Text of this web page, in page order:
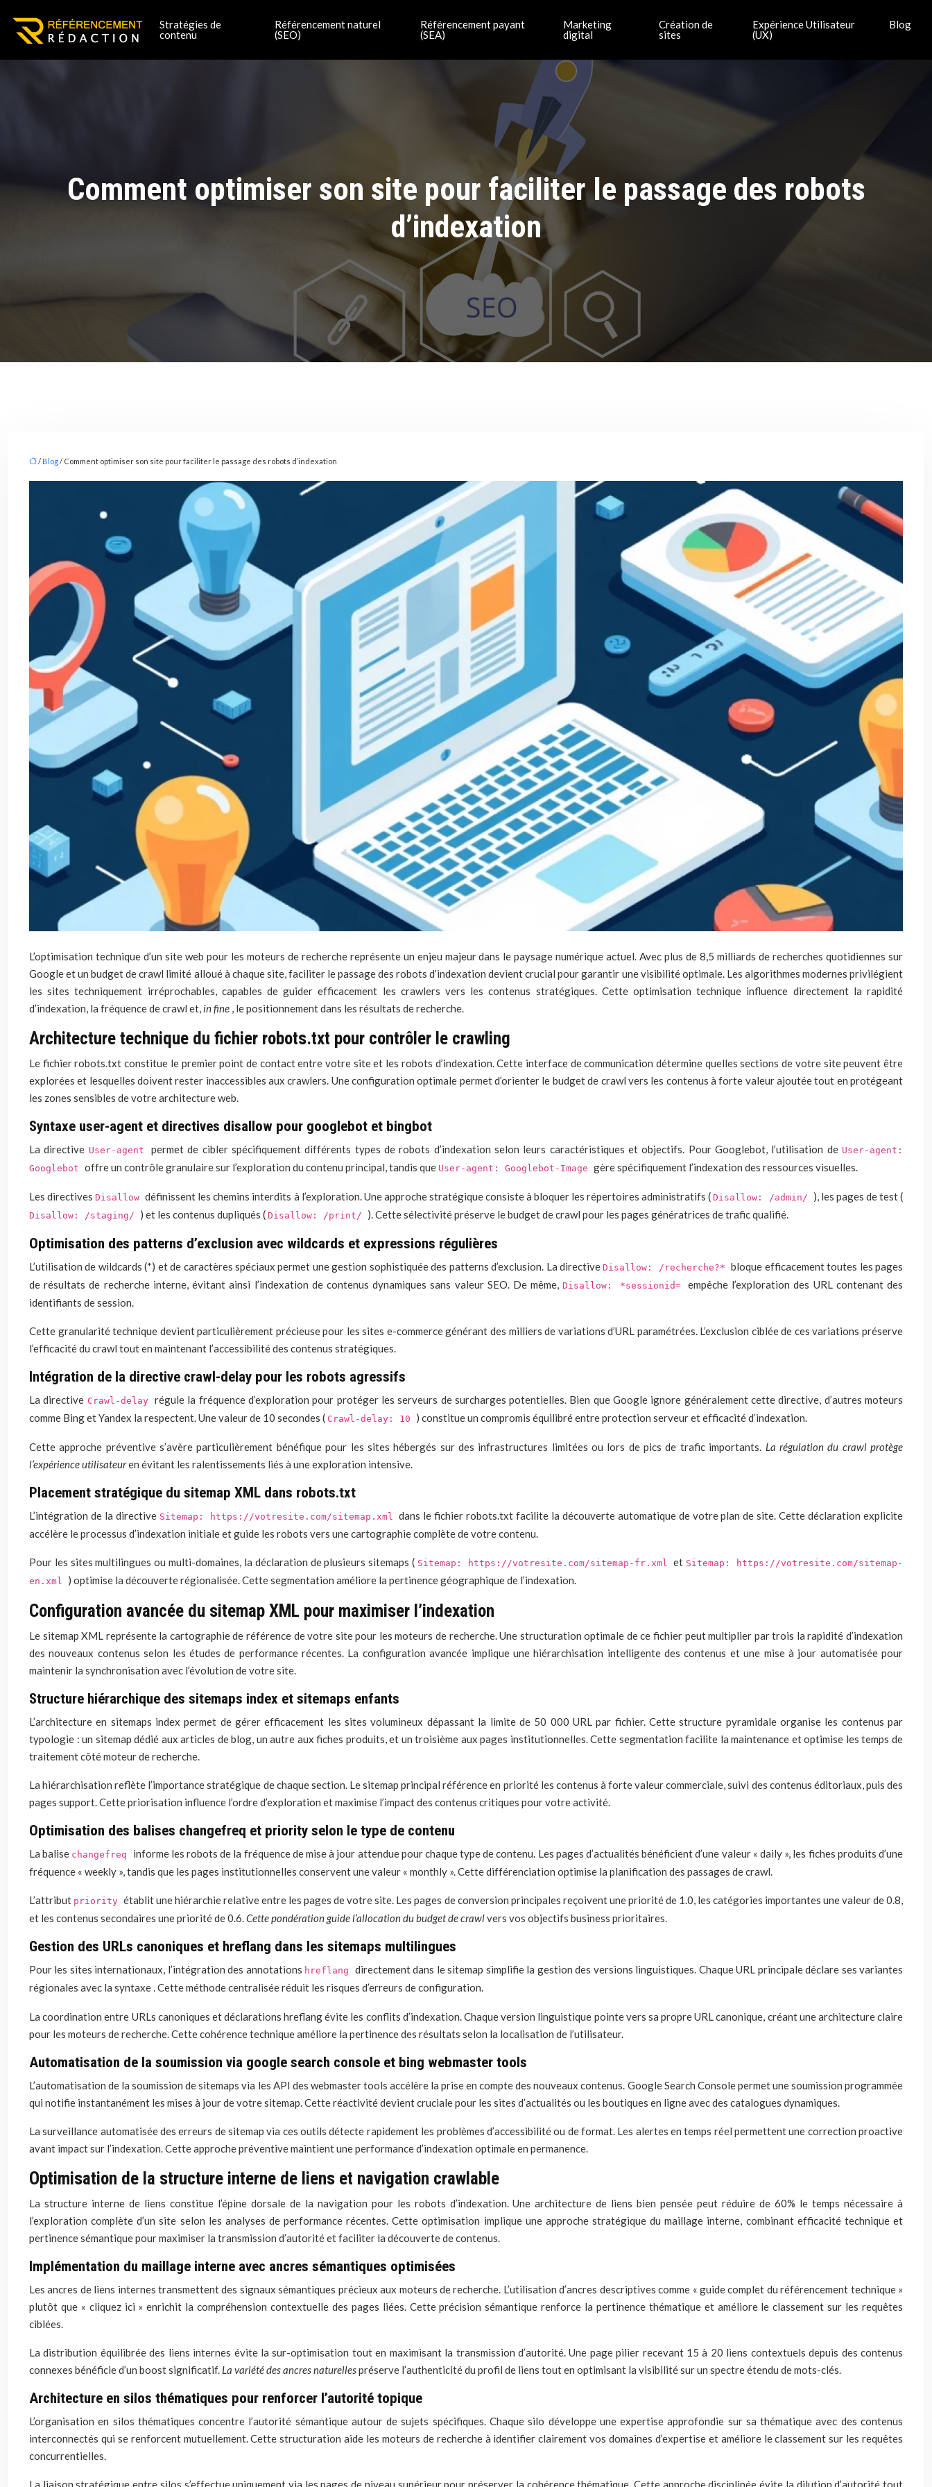
Stratégies de
contenu
Référencement naturel
(SEO)
Référencement payant
(SEA)
Marketing
digital
Création de
sites
Expérience Utilisateur
(UX)
Blog
Comment optimiser son site pour faciliter le passage des robots
d’indexation
/ Blog/ Comment optimiser son site pour faciliter le passage des robots d’indexation
L’optimisation technique d’un site web pour les moteurs de recherche représente un enjeu majeur dans le paysage numérique actuel. Avec plus de 8,5 milliards de recherches quotidiennes sur
Google et un budget de crawl limité alloué à chaque site, faciliter le passage des robots d’indexation devient crucial pour garantir une visibilité optimale. Les algorithmes modernes privilégient
les sites techniquement irréprochables, capables de guider efficacement les crawlers vers les contenus stratégiques. Cette optimisation technique influence directement la rapidité
d’indexation, la fréquence de crawl et,in fine , le positionnement dans les résultats de recherche.
Architecture technique du fichier robots.txt pour contrôler le crawling
Le fichier robots.txt constitue le premier point de contact entre votre site et les robots d’indexation. Cette interface de communication détermine quelles sections de votre site peuvent être
explorées et lesquelles doivent rester inaccessibles aux crawlers. Une configuration optimale permet d’orienter le budget de crawl vers les contenus à forte valeur ajoutée tout en protégeant
les zones sensibles de votre architecture web.
Syntaxe user-agent et directives disallow pour googlebot et bingbot
La directive User-agentpermet de cibler spécifiquement différents types de robots d’indexation selon leurs caractéristiques et objectifs. Pour Googlebot, l’utilisation de User-agent:
Googlebot offre un contrôle granulaire sur l’exploration du contenu principal, tandis que User-agent: Googlebot-Image gère spécifiquement l’indexation des ressources visuelles.
Les directivesDisallowdéfinissent les chemins interdits à l’exploration. Une approche stratégique consiste à bloquer les répertoires administratifs (Disallow: /admin/ ), les pages de test (
Disallow: /staging/ ) et les contenus dupliqués ( Disallow: /print/ ). Cette sélectivité préserve le budget de crawl pour les pages génératrices de trafic qualifié.
Optimisation des patterns d’exclusion avec wildcards et expressions régulières
L’utilisation de wildcards (*) et de caractères spéciaux permet une gestion sophistiquée des patterns d’exclusion. La directiveDisallow: /recherche?* bloque efficacement toutes les pages
de résultats de recherche interne, évitant ainsi l’indexation de contenus dynamiques sans valeur SEO. De même,Disallow: *sessionid= empêche l’exploration des URL contenant des
identifiants de session.
Cette granularité technique devient particulièrement précieuse pour les sites e-commerce générant des milliers de variations d’URL paramétrées. L’exclusion ciblée de ces variations préserve
l’efficacité du crawl tout en maintenant l’accessibilité des contenus stratégiques.
Intégration de la directive crawl-delay pour les robots agressifs
La directive Crawl-delay régule la fréquence d’exploration pour protéger les serveurs de surcharges potentielles. Bien que Google ignore généralement cette directive, d’autres moteurs
comme Bing et Yandex la respectent. Une valeur de 10 secondes ( Crawl-delay: 10 ) constitue un compromis équilibré entre protection serveur et efficacité d’indexation.
Cette approche préventive s’avère particulièrement bénéfique pour les sites hébergés sur des infrastructures limitées ou lors de pics de trafic importants. La régulation du crawl protège
l’expérience utilisateuren évitant les ralentissements liés à une exploration intensive.
Placement stratégique du sitemap XML dans robots.txt
L’intégration de la directive Sitemap: https://votresite.com/sitemap.xmldans le fichier robots.txt facilite la découverte automatique de votre plan de site. Cette déclaration explicite
accélère le processus d’indexation initiale et guide les robots vers une cartographie complète de votre contenu.
Pour les sites multilingues ou multi-domaines, la déclaration de plusieurs sitemaps ( Sitemap: https://votresite.com/sitemap-fr.xmlet Sitemap: https://votresite.com/sitemap-
en.xml ) optimise la découverte régionalisée. Cette segmentation améliore la pertinence géographique de l’indexation.
Configuration avancée du sitemap XML pour maximiser l’indexation
Le sitemap XML représente la cartographie de référence de votre site pour les moteurs de recherche. Une structuration optimale de ce fichier peut multiplier par trois la rapidité d’indexation
des nouveaux contenus selon les études de performance récentes. La configuration avancée implique une hiérarchisation intelligente des contenus et une mise à jour automatisée pour
maintenir la synchronisation avec l’évolution de votre site.
Structure hiérarchique des sitemaps index et sitemaps enfants
L’architecture en sitemaps index permet de gérer efficacement les sites volumineux dépassant la limite de 50 000 URL par fichier. Cette structure pyramidale organise les contenus par
typologie : un sitemap dédié aux articles de blog, un autre aux fiches produits, et un troisième aux pages institutionnelles. Cette segmentation facilite la maintenance et optimise les temps de
traitement côté moteur de recherche.
La hiérarchisation reflète l’importance stratégique de chaque section. Le sitemap principal référence en priorité les contenus à forte valeur commerciale, suivi des contenus éditoriaux, puis des
pages support. Cette priorisation influence l’ordre d’exploration et maximise l’impact des contenus critiques pour votre activité.
Optimisation des balises changefreq et priority selon le type de contenu
La balise changefreq informe les robots de la fréquence de mise à jour attendue pour chaque type de contenu. Les pages d’actualités bénéficient d’une valeur « daily », les fiches produits d’une
fréquence « weekly », tandis que les pages institutionnelles conservent une valeur « monthly ». Cette différenciation optimise la planification des passages de crawl.
L’attribut priorityétablit une hiérarchie relative entre les pages de votre site. Les pages de conversion principales reçoivent une priorité de 1.0, les catégories importantes une valeur de 0.8,
et les contenus secondaires une priorité de 0.6.Cette pondération guide l’allocation du budget de crawlvers vos objectifs business prioritaires.
Gestion des URLs canoniques et hreflang dans les sitemaps multilingues
Pour les sites internationaux, l’intégration des annotations hreflang directement dans le sitemap simplifie la gestion des versions linguistiques. Chaque URL principale déclare ses variantes
régionales avec la syntaxe. Cette méthode centralisée réduit les risques d’erreurs de configuration.
La coordination entre URLs canoniques et déclarations hreflang évite les conflits d’indexation. Chaque version linguistique pointe vers sa propre URL canonique, créant une architecture claire
pour les moteurs de recherche. Cette cohérence technique améliore la pertinence des résultats selon la localisation de l’utilisateur.
Automatisation de la soumission via google search console et bing webmaster tools
L’automatisation de la soumission de sitemaps via les API des webmaster tools accélère la prise en compte des nouveaux contenus. Google Search Console permet une soumission programmée
qui notifie instantanément les mises à jour de votre sitemap. Cette réactivité devient cruciale pour les sites d’actualités ou les boutiques en ligne avec des catalogues dynamiques.
La surveillance automatisée des erreurs de sitemap via ces outils détecte rapidement les problèmes d’accessibilité ou de format. Les alertes en temps réel permettent une correction proactive
avant impact sur l’indexation. Cette approche préventive maintient une performance d’indexation optimale en permanence.
Optimisation de la structure interne de liens et navigation crawlable
La structure interne de liens constitue l’épine dorsale de la navigation pour les robots d’indexation. Une architecture de liens bien pensée peut réduire de 60% le temps nécessaire à
l’exploration complète d’un site selon les analyses de performance récentes. Cette optimisation implique une approche stratégique du maillage interne, combinant efficacité technique et
pertinence sémantique pour maximiser la transmission d’autorité et faciliter la découverte de contenus.
Implémentation du maillage interne avec ancres sémantiques optimisées
Les ancres de liens internes transmettent des signaux sémantiques précieux aux moteurs de recherche. L’utilisation d’ancres descriptives comme « guide complet du référencement technique »
plutôt que « cliquez ici » enrichit la compréhension contextuelle des pages liées. Cette précision sémantique renforce la pertinence thématique et améliore le classement sur les requêtes
ciblées.
La distribution équilibrée des liens internes évite la sur-optimisation tout en maximisant la transmission d’autorité. Une page pilier recevant 15 à 20 liens contextuels depuis des contenus
connexes bénéficie d’un boost significatif. La variété des ancres naturellespréserve l’authenticité du profil de liens tout en optimisant la visibilité sur un spectre étendu de mots-clés.
Architecture en silos thématiques pour renforcer l’autorité topique
L’organisation en silos thématiques concentre l’autorité sémantique autour de sujets spécifiques. Chaque silo développe une expertise approfondie sur sa thématique avec des contenus
interconnectés qui se renforcent mutuellement. Cette structuration aide les moteurs de recherche à identifier clairement vos domaines d’expertise et améliore le classement sur les requêtes
concurrentielles.
La liaison stratégique entre silos s’effectue uniquement via les pages de niveau supérieur pour préserver la cohérence thématique. Cette approche disciplinée évite la dilution d’autorité tout